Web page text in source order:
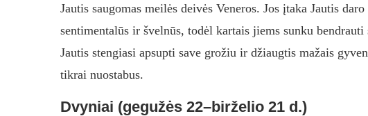
Jautis saugomas meilės deivės Veneros. Jos įtaka Jautis
sentimentalūs ir švelnūs, todėl kartais jiems sunku
Jautis stengiasi apsupti save grožiu ir džiaugtis mažais
tikrai nuostabus.
Dvyniai (gegužės 22–birželio 21 d.)